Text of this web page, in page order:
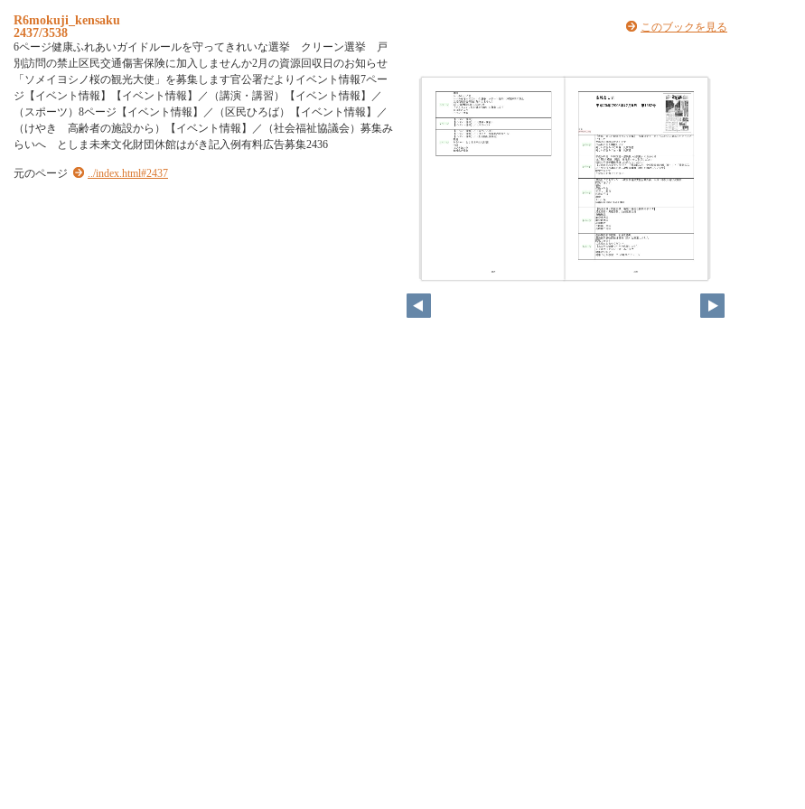
R6mokuji_kensaku
2437/3538
6ページ健康ふれあいガイドルールを守ってきれいな選挙 クリーン選挙 戸
別訪問の禁止区民交通傷害保険に加入しませんか2月の資源回収日のお知らせ
「ソメイヨシノ桜の観光大使」を募集します官公署だよりイベント情報7ペー
ジ【イベント情報】【イベント情報】／（講演・講習）【イベント情報】／
（スポーツ）8ページ【イベント情報】／（区民ひろば）【イベント情報】／
（けやき 高齢者の施設から）【イベント情報】／（社会福祉協議会）募集み
らいへ としま未来文化財団休館はがき記入例有料広告募集2436
元のページ ../index.html#2437
このブックを見る